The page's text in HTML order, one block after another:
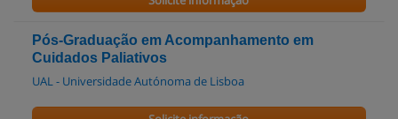
Pós-Graduação em Acompanhamento em
Cuidados Paliativos
UAL - Universidade Autónoma de Lisboa